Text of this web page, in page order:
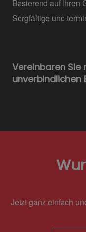
Basierend auf Ihren
Sorgfältige und
Vereinbaren Sie
unverbindlichen
Jetzt ganz einfach